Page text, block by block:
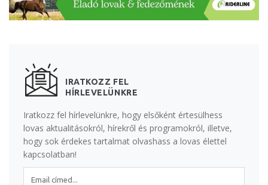
IRATKOZZ FEL
HÍRLEVELÜNKRE
Iratkozz fel hírlevelünkre, hogy elsőként értesülhess
lovas aktualitásokról, hírekről és programokról, illetve,
hogy sok érdekes tartalmat olvashass a lovas élettel
kapcsolatban!